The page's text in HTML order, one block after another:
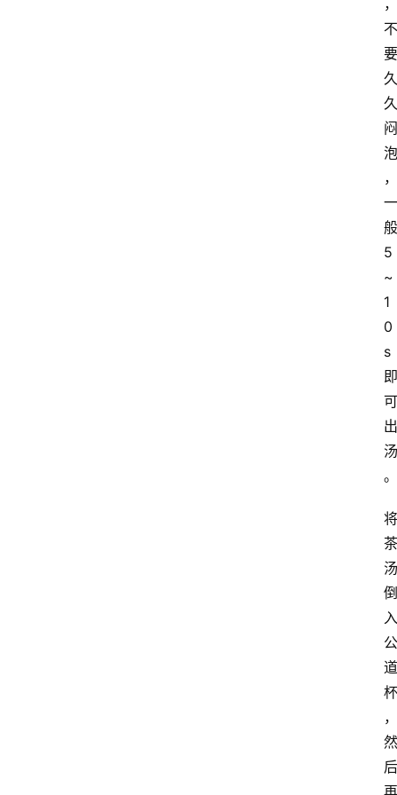
，
不
要
久
久
闷
泡
，
一
般
5
~
1
0
s
即
可
出
汤
。
将
茶
汤
倒
入
公
道
杯
，
然
后
再